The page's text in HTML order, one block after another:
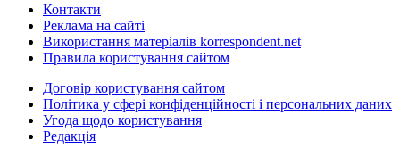
Контакти
Реклама на сайті
Використання матеріалів korrespondent.net
Правила користування сайтом
Договір користування сайтом
Політика у сфері конфіденційності і персональних даних
Угода щодо користування
Редакція